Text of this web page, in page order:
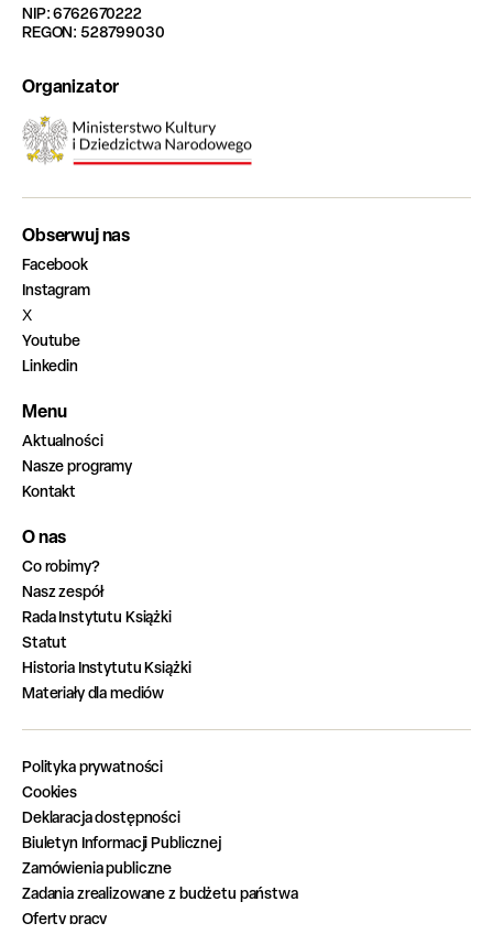
NIP: 6762670222
REGON: 528799030
Organizator
Obserwuj nas
Facebook
Instagram
X
Youtube
Linkedin
Menu
Aktualności
Nasze programy
Kontakt
O nas
Co robimy?
Nasz zespół
Rada Instytutu Książki
Statut
Historia Instytutu Książki
Materiały dla mediów
Polityka prywatności
Cookies
Deklaracja dostępności
Biuletyn Informacji Publicznej
Zamówienia publiczne
Zadania zrealizowane z budżetu państwa
Oferty pracy